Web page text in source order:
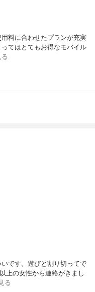
料に合わせたプランが充実
てはとてもお得なモバイル
です。遊びと割り切ってで
上の女性から連絡がきまし
る